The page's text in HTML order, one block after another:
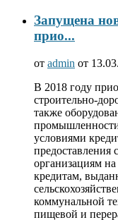
Запущена
прио...
от admin от
В 2018 году
строительно-
также
промышленности
условиями
предоставления
организациям
кредитам,
коммунальной
пищевой и